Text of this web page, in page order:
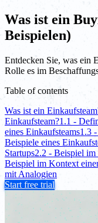
Was ist ein
Beispielen)
Entdecken Sie, was ein
Rolle es im
Table of contents
Was ist ein
Einkaufsteam?1.1 -
eines Einkaufsteams1.3
Beispiele eines
Startups2.2 - Beispiel im
Beispiel im Kontext
mit Analogien
Start free trial